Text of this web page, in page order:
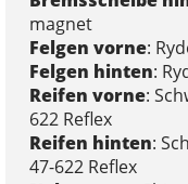
magnet
Felgen vorne:
Felgen hinten:
Reifen vorne:
622 Reflex
Reifen hinten:
47-622 Reflex